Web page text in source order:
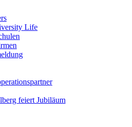
Life
feiert Jubiläum